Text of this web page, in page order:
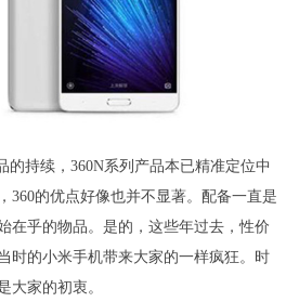
的持续，360N系列产品本已精准定位中
360的优点好像也并不显著。配备一直是
在乎的物品。是的，这些年过去，性价
时的小米手机带来大家的一样疯狂。时
大家的初衷。